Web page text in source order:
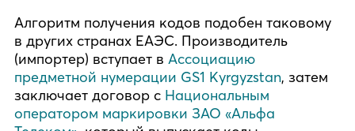
Алгоритм получения кодов подобен таковому
в других странах ЕАЭС. Производитель
(импортер) вступает в Ассоциацию
предметной нумерации GS1 Kyrgyzstan, затем
заключает договор с Национальным
оператором маркировки ЗАО «Альфа